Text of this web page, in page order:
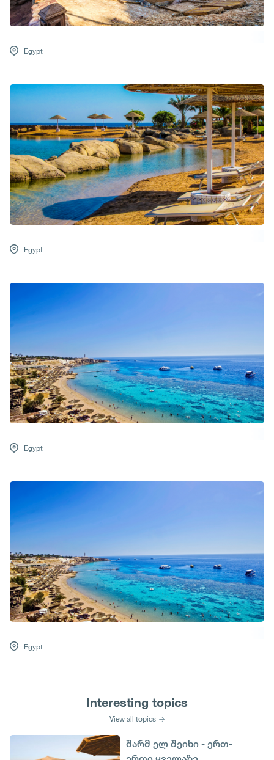
Egypt
Egypt
Egypt
Egypt
Interesting topics
View all topics
შარმ ელ შეიხი - ერთ-